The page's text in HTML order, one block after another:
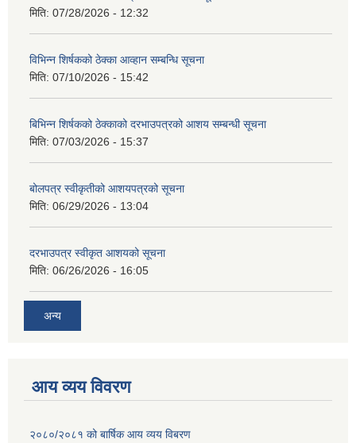
मिति: 07/28/2026 - 12:32
विभिन्न शिर्षकको ठेक्का आव्हान सम्बन्धि सूचना
मिति: 07/10/2026 - 15:42
बिभिन्‍न शिर्षकको ठेक्काको दरभाउपत्रको आशय सम्बन्धी सूचना
मिति: 07/03/2026 - 15:37
बोलपत्र स्वीकृतीको आशयपत्रको सूचना
मिति: 06/29/2026 - 13:04
दरभाउपत्र स्वीकृत आशयको सूचना
मिति: 06/26/2026 - 16:05
अन्य
आय व्यय विवरण
२०८०/२०८१ को बार्षिक आय व्यय विबरण